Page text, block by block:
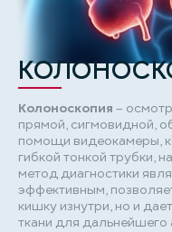
Колоноскопия –
прямой, сигмовидной,
помощи видеокамеры,
гибкой тонкой трубки,
метод диагностики
эффективным,
кишку изнутри, но и
ткани для дальнейшего